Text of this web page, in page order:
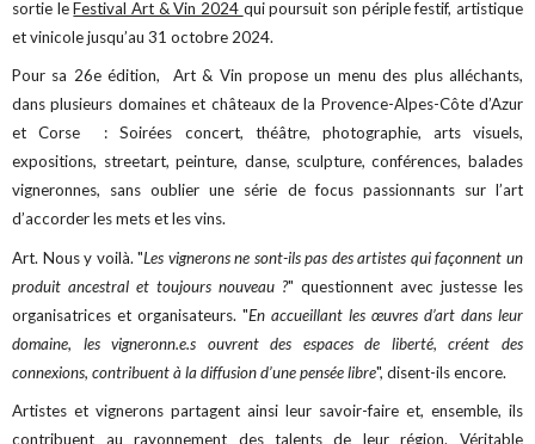
sortie leFestival Art & Vin 2024 qui poursuit son périple festif, artistique
et vinicole jusqu’au 31 octobre 2024.
Pour sa 26e édition, Art & Vin propose un menu des plus alléchants,
dans plusieurs domaines et châteaux de la Provence-Alpes-Côte d’Azur
et Corse : Soirées concert, théâtre, photographie, arts visuels,
expositions, streetart, peinture, danse, sculpture, conférences, balades
vigneronnes, sans oublier une série de focus passionnants sur l’art
d’accorder les mets et les vins.
Art. Nous y voilà. "Les vignerons ne sont-ils pas des artistes qui façonnent un
produit ancestral et toujours nouveau ?" questionnent avec justesse les
organisatrices et organisateurs. "En accueillant les œuvres d’art dans leur
domaine, les vigneronn.e.s ouvrent des espaces de liberté, créent des
connexions, contribuent à la diffusion d’une pensée libre", disent-ils encore.
Artistes et vignerons partagent ainsi leur savoir-faire et, ensemble, ils
contribuent au rayonnement des talents de leur région. Véritable